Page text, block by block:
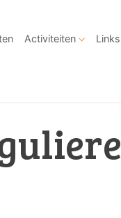
Activiteiten Links